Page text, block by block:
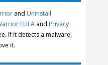
and Uninstall
EULA and Privacy
If it detects a malware,
it.